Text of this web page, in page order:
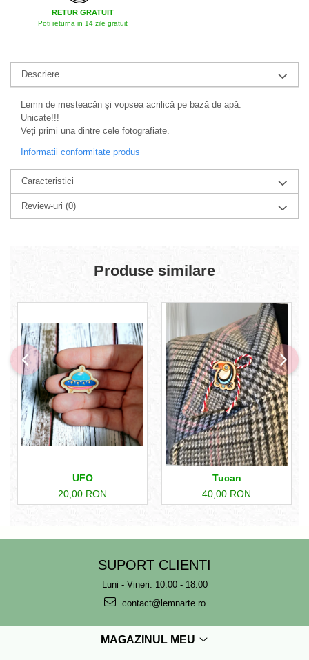
RETUR GRATUIT
Poti returna in 14 zile gratuit
Descriere
Lemn de mesteacăn și vopsea acrilică pe bază de apă.
Unicate!!!
Veți primi una dintre cele fotografiate.
Informatii conformitate produs
Caracteristici
Review-uri (0)
Produse similare
UFO
20,00 RON
Tucan
40,00 RON
SUPORT CLIENTI
Luni - Vineri: 10.00 - 18.00
contact@lemnarte.ro
MAGAZINUL MEU